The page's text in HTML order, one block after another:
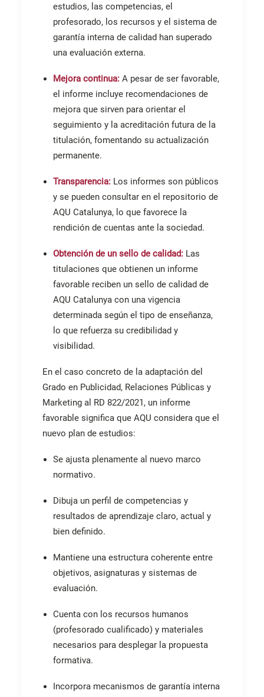
estudios, las competencias, el
profesorado, los recursos y el sistema de
garantía interna de calidad han superado
una evaluación externa.
Mejora continua: A pesar de ser favorable,
el informe incluye recomendaciones de
mejora que sirven para orientar el
seguimiento y la acreditación futura de la
titulación, fomentando su actualización
permanente.
Transparencia: Los informes son públicos
y se pueden consultar en el repositorio de
AQU Catalunya, lo que favorece la
rendición de cuentas ante la sociedad.
Obtención de un sello de calidad: Las
titulaciones que obtienen un informe
favorable reciben un sello de calidad de
AQU Catalunya con una vigencia
determinada según el tipo de enseñanza,
lo que refuerza su credibilidad y
visibilidad.
En el caso concreto de la adaptación del
Grado en Publicidad, Relaciones Públicas y
Marketing al RD 822/2021, un informe
favorable significa que AQU considera que el
nuevo plan de estudios:
Se ajusta plenamente al nuevo marco
normativo.
Dibuja un perfil de competencias y
resultados de aprendizaje claro, actual y
bien definido.
Mantiene una estructura coherente entre
objetivos, asignaturas y sistemas de
evaluación.
Cuenta con los recursos humanos
(profesorado cualificado) y materiales
necesarios para desplegar la propuesta
formativa.
Incorpora mecanismos de garantía interna